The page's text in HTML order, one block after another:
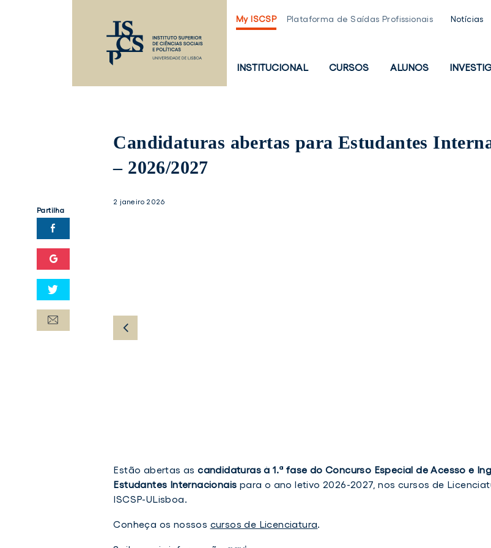
My ISCSP Plataforma de Saídas Profissionais Notícias
PÁGINA
INSTITUCIONAL CURSOS ALUNOS
Partilha
Candidaturas abertas para Estudantes
– 2026/2027
2 janeiro 2026
Estão abertas ascandidaturas à 1.ª fase do Concurso Especial de Acesso e
Estudantes Internacionais para o ano letivo 2026-2027, nos cursos de
ISCSP-ULisboa.
Conheça os nossos cursos de Licenciatura.